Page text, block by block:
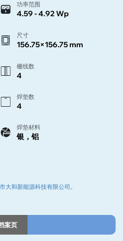
功率范围
4.59 - 4.92 Wp
尺寸
156.75×156.75 mm
栅线数
4
焊垫数
4
焊垫材料
银，铝
大和新能源科技有限公司 。
案页